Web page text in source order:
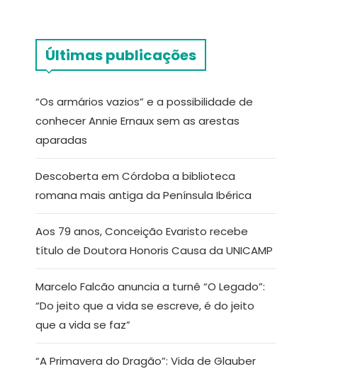
Últimas publicações
“Os armários vazios” e a possibilidade de
conhecer Annie Ernaux sem as arestas
aparadas
Descoberta em Córdoba a biblioteca
romana mais antiga da Península Ibérica
Aos 79 anos, Conceição Evaristo recebe
título de Doutora Honoris Causa da UNICAMP
Marcelo Falcão anuncia a turnê “O Legado”:
“Do jeito que a vida se escreve, é do jeito
que a vida se faz”
“A Primavera do Dragão”: Vida de Glauber